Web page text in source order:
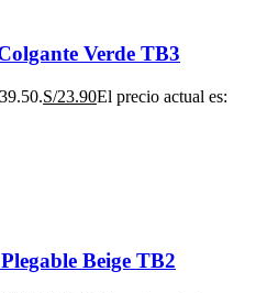
Verde TB3
S/23.90El precio actual es:
Beige TB2